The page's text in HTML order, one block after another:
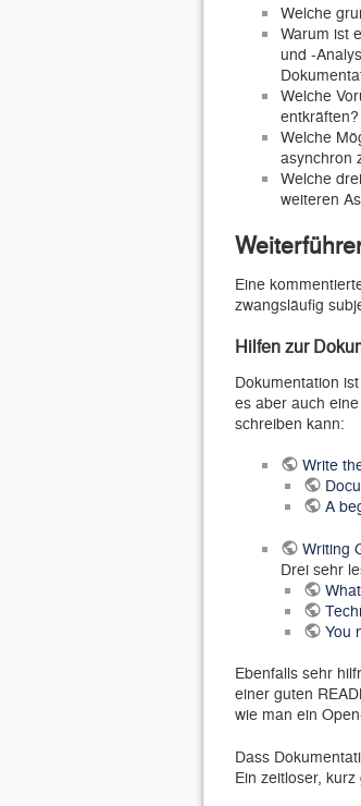
Welche
Warum ist
und -
Welche
entkräften?
Welche
asynchron
Welche
weiteren
Eine
zwangsläufig
Hilfen zur
Dokumentation
es aber auch
schreiben kann:
Write
A
Writing
Drei sehr
You
Ebenfalls sehr
einer guten
wie man ein
Dass
Ein zeitloser,